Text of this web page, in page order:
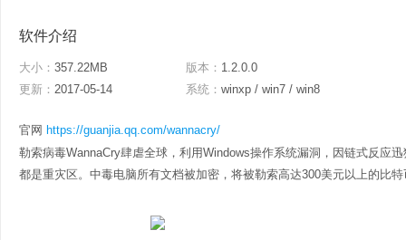
软件介绍
大小： 357.22MB 版本： 1.2.0.0
更新： 2017-05-14 系统： winxp / win7 / win8
官网 https://guanjia.qq.com/wannacry/
勒索病毒WannaCry肆虐全球，利用Windows操作系统漏洞，因链式反应
都是重灾区。中毒电脑所有文档被加密，将被勒索高达300美元以上的比